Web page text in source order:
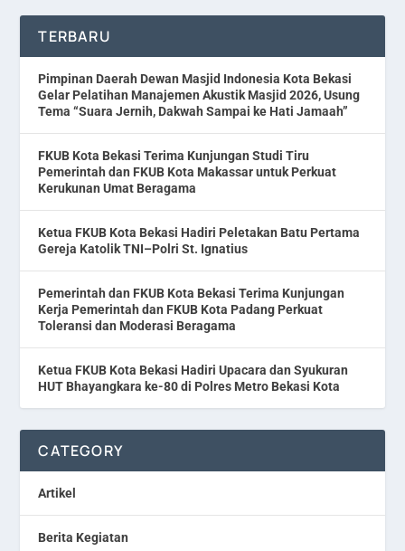
TERBARU
Pimpinan Daerah Dewan Masjid Indonesia Kota Bekasi
Gelar Pelatihan Manajemen Akustik Masjid 2026, Usung
Tema “Suara Jernih, Dakwah Sampai ke Hati Jamaah”
FKUB Kota Bekasi Terima Kunjungan Studi Tiru
Pemerintah dan FKUB Kota Makassar untuk Perkuat
Kerukunan Umat Beragama
Ketua FKUB Kota Bekasi Hadiri Peletakan Batu Pertama
Gereja Katolik TNI–Polri St. Ignatius
Pemerintah dan FKUB Kota Bekasi Terima Kunjungan
Kerja Pemerintah dan FKUB Kota Padang Perkuat
Toleransi dan Moderasi Beragama
Ketua FKUB Kota Bekasi Hadiri Upacara dan Syukuran
HUT Bhayangkara ke-80 di Polres Metro Bekasi Kota
CATEGORY
Artikel
Berita Kegiatan